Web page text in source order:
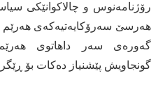
رۆژنامەنوس و چالاکوانێکی
هەرسێ سەرۆکایەتیەکەی
گەورەی سەر داهاتوی
گونجاویش پێشنیاز دەکات بۆ